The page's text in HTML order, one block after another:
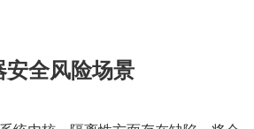
全风险场景